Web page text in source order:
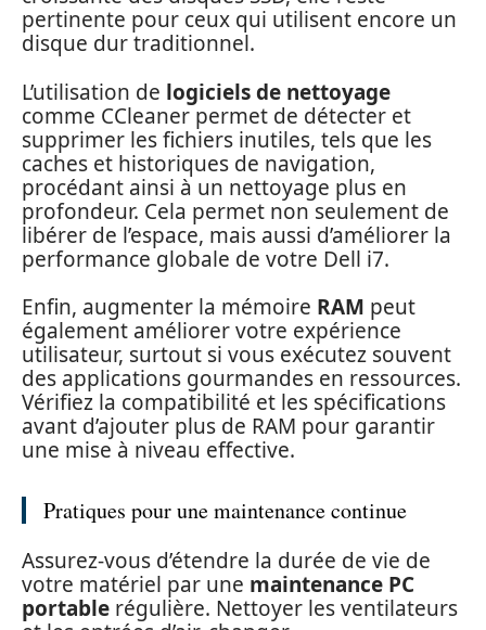
pertinente pour ceux qui utilisent encore un
disque dur traditionnel.
L’utilisation de logiciels de nettoyage
comme CCleaner permet de détecter et
supprimer les fichiers inutiles, tels que les
caches et historiques de navigation,
procédant ainsi à un nettoyage plus en
profondeur. Cela permet non seulement de
libérer de l’espace, mais aussi d’améliorer la
performance globale de votre Dell i7.
Enfin, augmenter la mémoire RAM peut
également améliorer votre expérience
utilisateur, surtout si vous exécutez souvent
des applications gourmandes en ressources.
Vérifiez la compatibilité et les spécifications
avant d’ajouter plus de RAM pour garantir
une mise à niveau effective.
Pratiques pour une maintenance continue
Assurez-vous d’étendre la durée de vie de
votre matériel par une maintenance PC
portable régulière. Nettoyer les ventilateurs